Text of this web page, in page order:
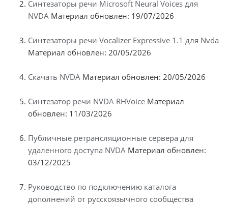
Синтезаторы речи Microsoft Neural Voices для
NVDA Материал обновлен: 19/07/2026
Синтезаторы речи Vocalizer Expressive 1.1 для Nvda
Материал обновлен: 20/05/2026
Скачать NVDA Материал обновлен: 20/05/2026
Синтезатор речи NVDA RHVoice Материал
обновлен: 11/03/2026
Публичные ретрансляционные сервера для
удаленного доступа NVDA Материал обновлен:
03/12/2025
Руководство по подключению каталога
дополнений от русскоязычного сообщества